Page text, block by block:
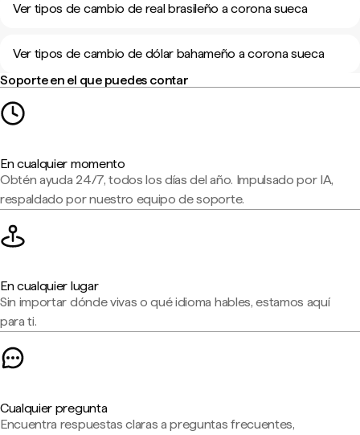
Ver tipos de cambio de real brasileño a corona sueca
Ver tipos de cambio de dólar bahameño a corona sueca
Soporte en el que puedes contar
En cualquier momento
Obtén ayuda 24/7, todos los días del año. Impulsado por IA,
respaldado por nuestro equipo de soporte.
En cualquier lugar
Sin importar dónde vivas o qué idioma hables, estamos aquí
para ti.
Cualquier pregunta
Encuentra respuestas claras a preguntas frecuentes,